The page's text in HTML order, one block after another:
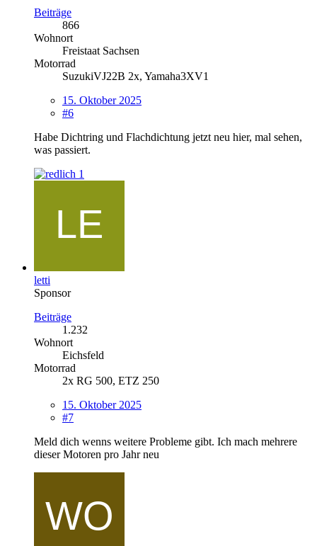
Beiträge
866
Wohnort
Freistaat Sachsen
Motorrad
SuzukiVJ22B 2x, Yamaha3XV1
15. Oktober 2025
#6
Habe Dichtring und Flachdichtung jetzt neu hier, mal sehen,
was passiert.
1
letti
Sponsor
Beiträge
1.232
Wohnort
Eichsfeld
Motorrad
2x RG 500, ETZ 250
15. Oktober 2025
#7
Meld dich wenns weitere Probleme gibt. Ich mach mehrere
dieser Motoren pro Jahr neu